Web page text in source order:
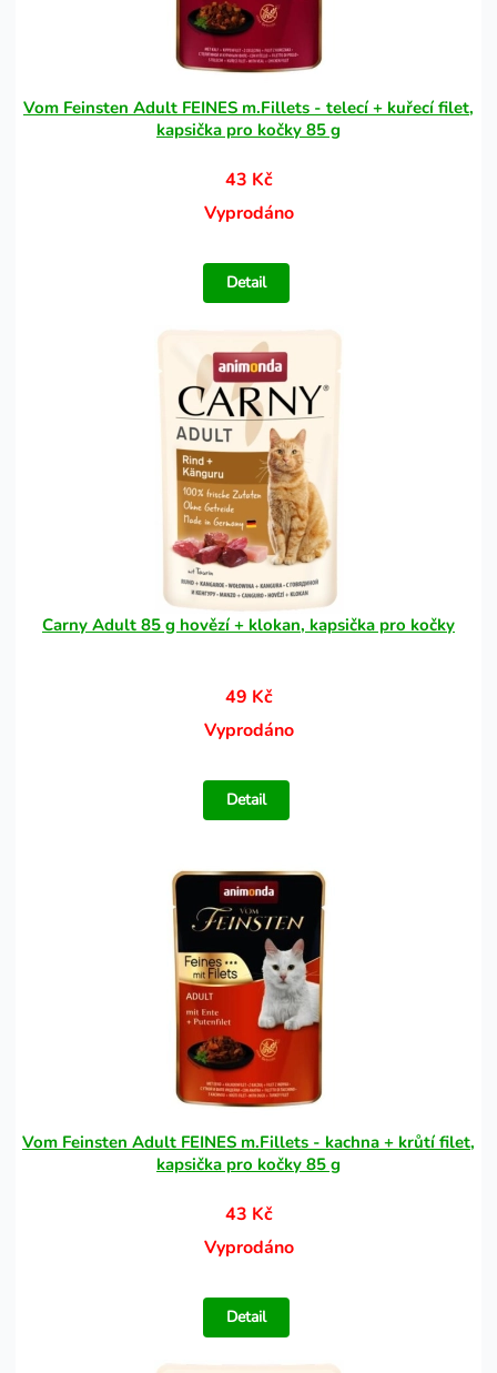
Vom Feinsten Adult FEINES m.Fillets - telecí + kuřecí filet,
kapsička pro kočky 85 g
43 Kč
Vyprodáno
Detail
Carny Adult 85 g hovězí + klokan, kapsička pro kočky
49 Kč
Vyprodáno
Detail
Vom Feinsten Adult FEINES m.Fillets - kachna + krůtí filet,
kapsička pro kočky 85 g
43 Kč
Vyprodáno
Detail